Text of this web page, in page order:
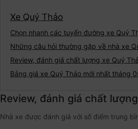
Xe Quý Thảo
Chọn nhanh các tuyến đường xe Quý
Những câu hỏi thường gặp về nhà xe
Review, đánh giá chất lượng xe Quý
Bảng giá xe Quý Thảo mới nhất tháng
Review, đánh giá chất
Nhà xe được đánh giá với số điểm trung